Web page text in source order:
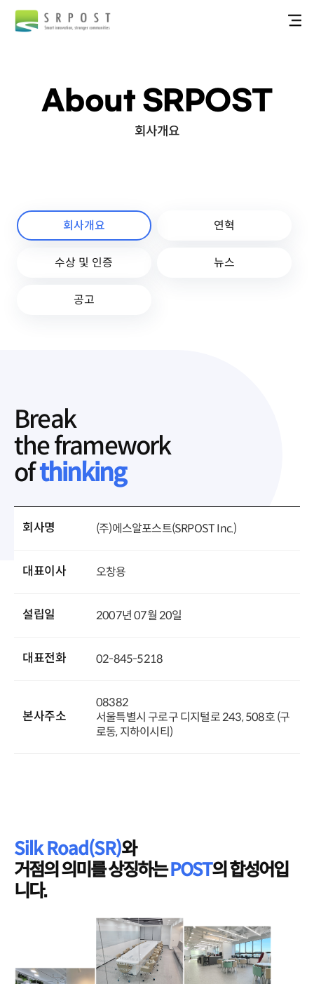
About SRPOST
회사개요
회사개요 연혁
수상 및 인증 뉴스
공고
Break
the framework
ofthinking
회사명 (주)에스알포스트(SRPOST Inc.)
대표이사 오창용
설립일 2007년 07월 20일
대표전화 02-845-5218
본사주소
08382
서울특별시 구로구 디지털로 243, 508호 (구
로동, 지하이시티)
Silk Road(SR)와
거점의 의미를 상징하는POST의 합성어입
니다.